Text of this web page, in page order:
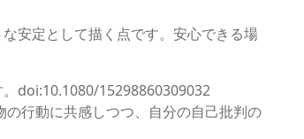
安定として描く点です。安心できる場
doi:10.1080/15298860309032
行動に共感しつつ、自分の自己批判の